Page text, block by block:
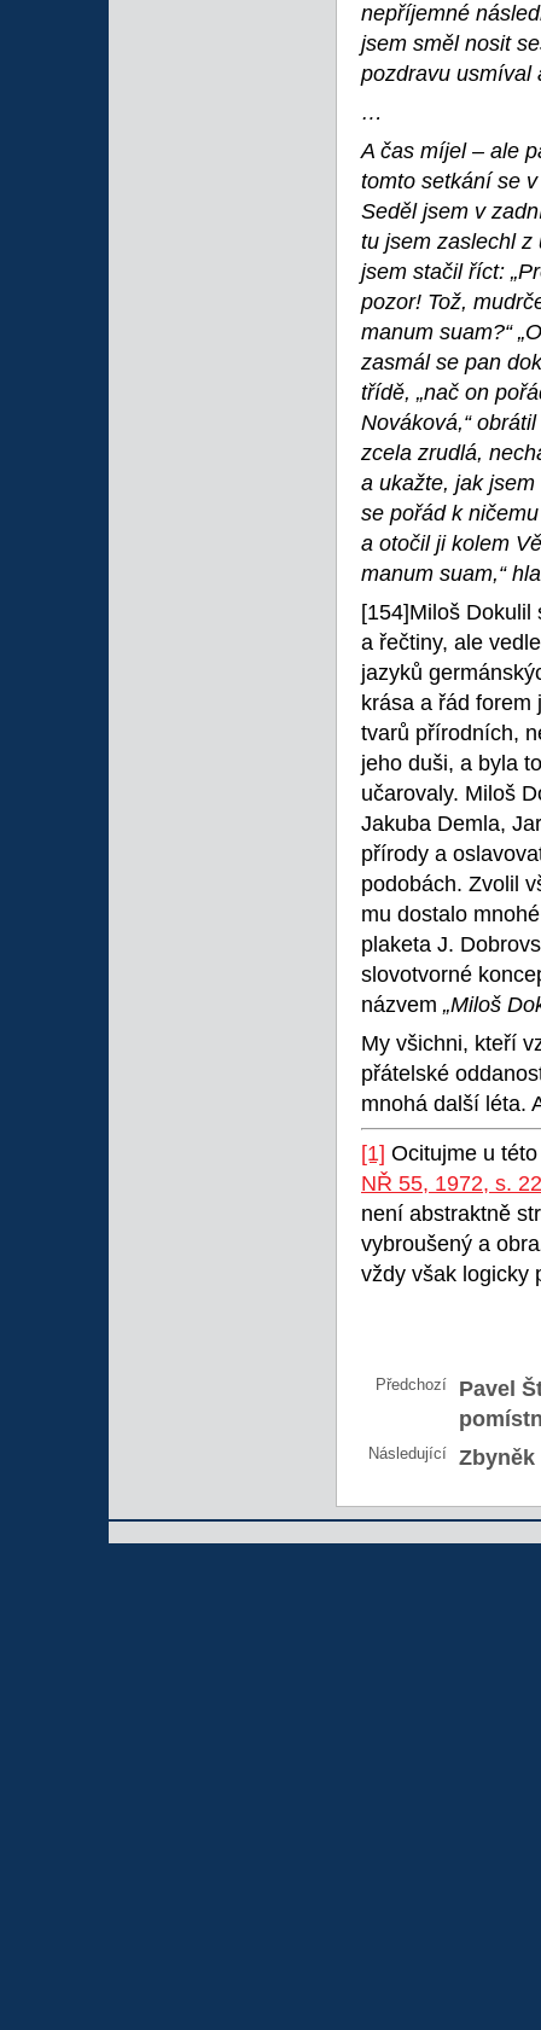
nepříjemné
jsem směl nosit
pozdravu usmíval
…
A čas míjel – ale
tomto setkání se
Seděl jsem v
tu jsem zaslechl z
jsem stačil říct:
pozor! Tož,
manum suam?“
zasmál se pan
třídě, „nač on
Nováková,“
zcela zrudlá,
a ukažte, jak jsem
se pořád k
a otočil ji kolem
manum suam,“
[154]Miloš
a řečtiny, ale
jazyků
krása a řád
tvarů přírodních,
jeho duši, a byla
učarovaly. Miloš
Jakuba Demla,
přírody a
podobách. Zvolil
mu dostalo
plaketa J.
slovotvorné
názvem „Miloš
My všichni, kteří
přátelské
mnohá další léta.
[1] Ocitujme u
NŘ 55, 1972, s.
není abstraktně
vybroušený a
vždy však logicky
Předchozí
Pavel
Následující